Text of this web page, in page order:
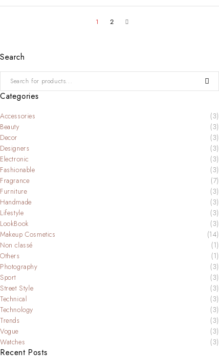
1 2
Search
Categories
Accessories
(3)
Beauty
(3)
Decor
(3)
Designers
(3)
Electronic
(3)
Fashionable
(3)
Fragrance
(7)
Furniture
(3)
Handmade
(3)
Lifestyle
(3)
LookBook
(3)
Makeup Cosmetics
(14)
Non classé
(1)
Others
(1)
Photography
(3)
Sport
(3)
Street Style
(3)
Technical
(3)
Technology
(3)
Trends
(3)
Vogue
(3)
Watches
(3)
Recent Posts